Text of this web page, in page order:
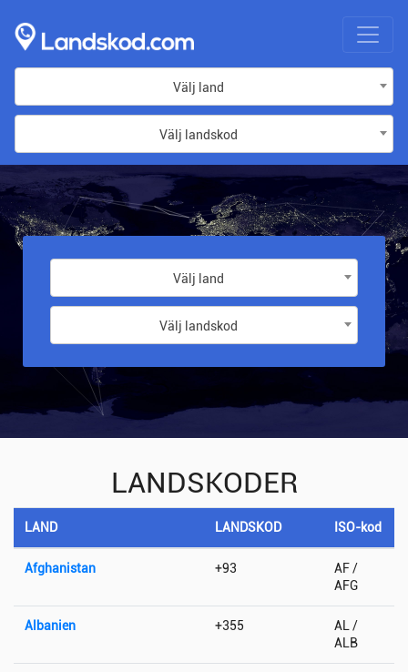
Välj land
Välj landskod
Välj land
Välj landskod
LANDSKODER
LAND LANDSKOD ISO-kod
Afghanistan +93
AF /
AFG
Albanien +355
AL /
ALB